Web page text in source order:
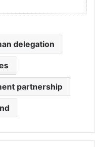
delegation
partnership